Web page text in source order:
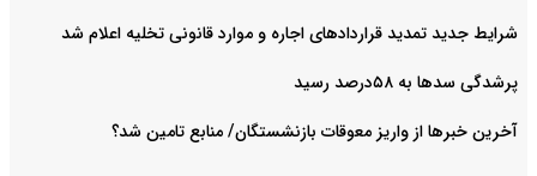
شرایط جدید تمدید قراردادهای اجاره و موارد قانونی تخلیه اعلام شد
پرشدگی سدها به ۵۸درصد رسید
آخرین خبرها از واریز معوقات بازنشستگان/ منابع تامین شد؟